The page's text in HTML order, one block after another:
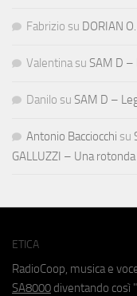
Fabrizio su DORIAN
Valentina su SAM D –
Danilo su SAM D –
Antonio Bacciocchi su
GALLUZZI – Una
ETICA
RadioCoop, musica e
SA8000 diventando così